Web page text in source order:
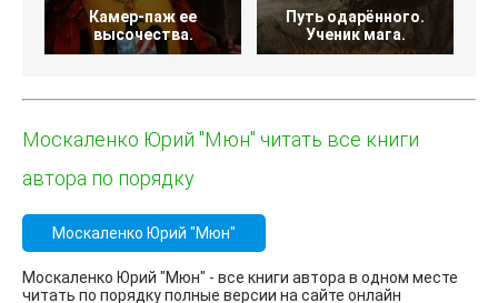
Камер-паж ее
высочества.
Путь одарённого.
Ученик мага.
Москаленко Юрий "Мюн" читать все книги
автора по порядку
Москаленко Юрий "Мюн"
Москаленко Юрий "Мюн" - все книги автора в одном месте
читать по порядку полные версии на сайте онлайн